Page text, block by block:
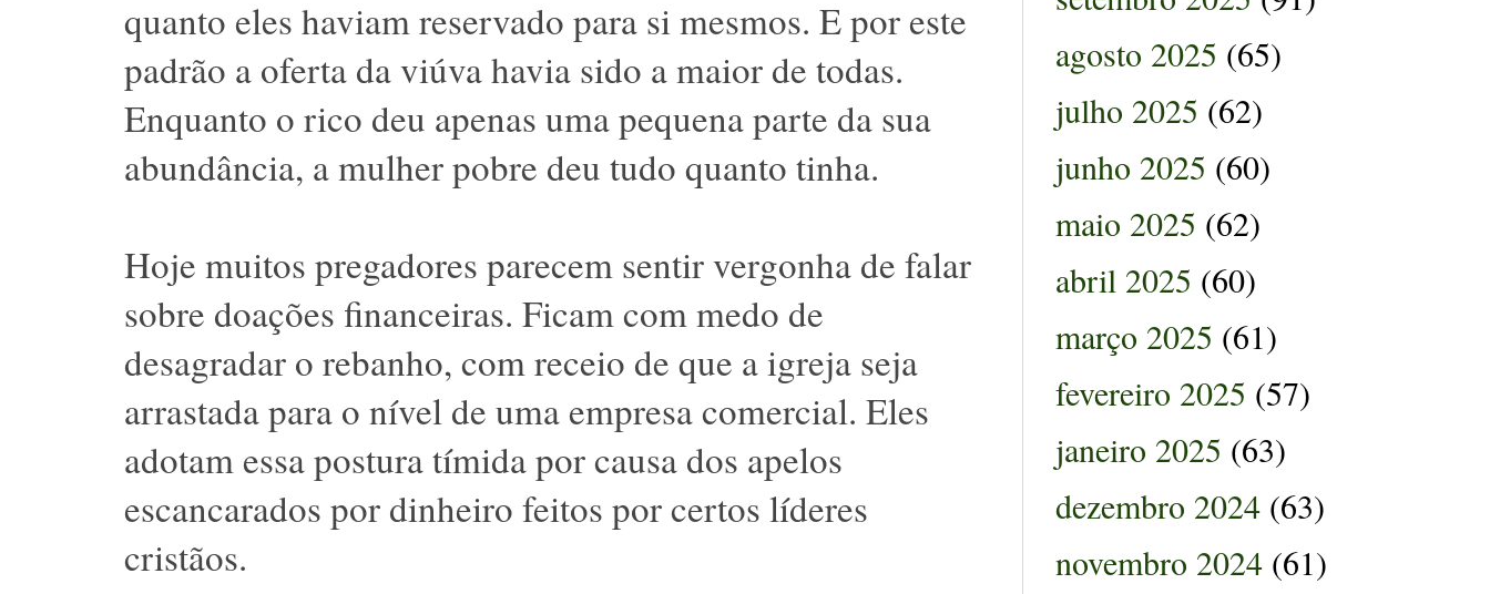
quanto eles haviam reservado para si mesmos. E por este
padrão a oferta da viúva havia sido a maior de todas.
Enquanto o rico deu apenas uma pequena parte da sua
abundância, a mulher pobre deu tudo quanto tinha.
Hoje muitos pregadores parecem sentir vergonha de falar
sobre doações financeiras. Ficam com medo de
desagradar o rebanho, com receio de que a igreja seja
arrastada para o nível de uma empresa comercial. Eles
adotam essa postura tímida por causa dos apelos
escancarados por dinheiro feitos por certos líderes
cristãos.
agosto 2025 (65)
julho 2025 (62)
junho 2025 (60)
maio 2025 (62)
abril 2025 (60)
março 2025 (61)
fevereiro 2025 (57)
janeiro 2025 (63)
dezembro 2024 (63)
novembro 2024 (61)